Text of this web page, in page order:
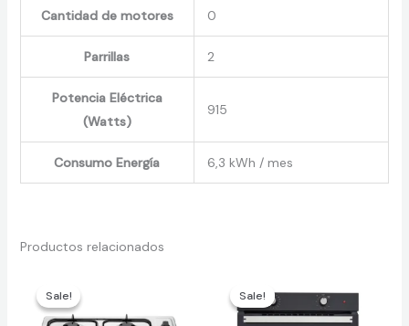
Cantidad de motores 0
Parrillas 2
Potencia Eléctrica
(Watts)
915
Consumo Energía 6,3 kWh / mes
Productos relacionados
Sale!
Sale! Sale!
Sale!